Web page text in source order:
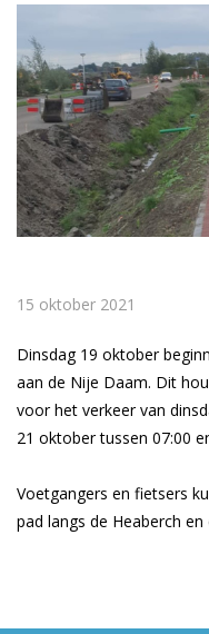
15 oktober 2021
Dinsdag 19 oktober
aan de Nije Daam. Dit
voor het verkeer van
21 oktober tussen 07:00
Voetgangers en fietsers
pad langs de Heaberch en